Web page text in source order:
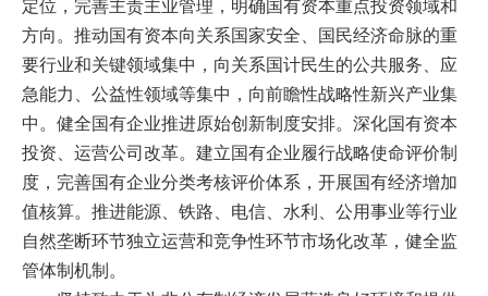
定位，完善主责主业管理，明确国有资本重点投资领域和
方向。推动国有资本向关系国家安全、国民经济命脉的重
要行业和关键领域集中，向关系国计民生的公共服务、应
急能力、公益性领域等集中，向前瞻性战略性新兴产业集
中。健全国有企业推进原始创新制度安排。深化国有资本
投资、运营公司改革。建立国有企业履行战略使命评价制
度，完善国有企业分类考核评价体系，开展国有经济增加
值核算。推进能源、铁路、电信、水利、公用事业等行业
自然垄断环节独立运营和竞争性环节市场化改革，健全监
管体制机制。